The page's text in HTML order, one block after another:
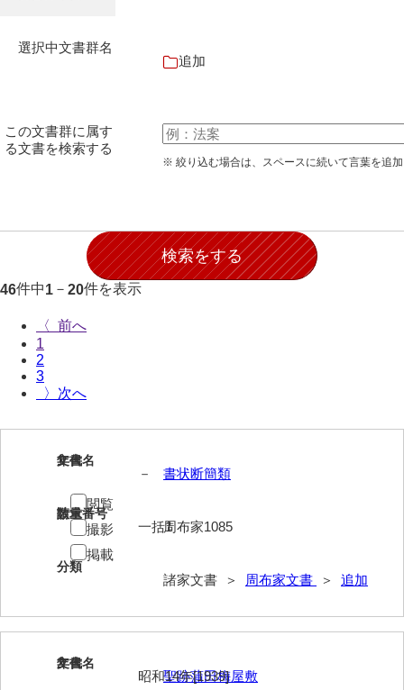
池田家文書
石川家文書
石田家文書（山口市）
和泉家文書
一宝家文書
伊藤家文書（須佐町）
伊藤家文書（宇部市）
選択中文書群名
追加
この文書群に属す
る文書を検索する
※ 絞り込む場合は、スペースに続いて言葉を追
46件中1 － 20件を表示
〈
1
2
3
〉
1
文書名
書状断簡類
請求番号
周布家1085
分類
諸家文書 ＞ 周布家文書 ＞ 追加
年代
－
数量
一括1
閲覧
撮影
掲載
2
文書名
聖跡蒲田梅屋敷
年代
昭和14年[1939]